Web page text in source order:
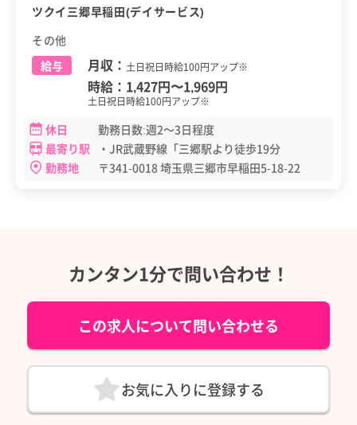
ツクイ三郷早稲田(デイサービス)
その他
給与
月収： 土日祝日時給100円アップ※
時給： 1,427円〜1,969円
土日祝日時給100円アップ※
休日
勤務日数:週2～3日程度
最寄り駅
・JR武蔵野線「三郷駅より徒歩19分
勤務地
〒341-0018 埼玉県三郷市早稲田5-18-22
カンタン1分で問い合わせ！
この求人について問い合わせる
お気に入りに登録する